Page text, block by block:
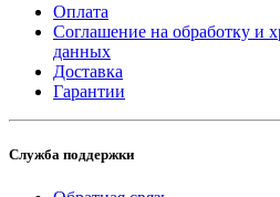
Оплата
Соглашение на обработку и
данных
Доставка
Гарантии
Служба поддержки